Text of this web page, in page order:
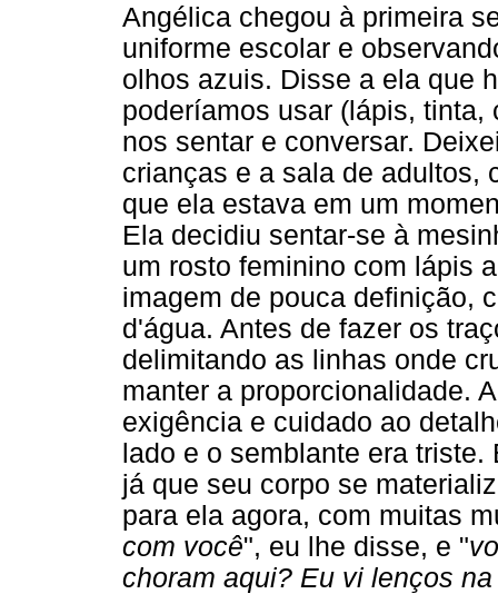
Angélica chegou à primeira
uniforme escolar e
olhos azuis. Disse a ela que
poderíamos usar (lápis,
nos sentar e conversar.
crianças e a sala de adultos,
que ela estava em um
Ela decidiu sentar-se à
um rosto feminino com lápis
imagem de pouca definição,
d'água. Antes de fazer os
delimitando as linhas onde
manter a proporcionalidade.
exigência e cuidado ao
lado e o semblante era
já que seu corpo se
para ela agora, com muitas
com você", eu lhe disse, e "
choram aqui? Eu vi lenços